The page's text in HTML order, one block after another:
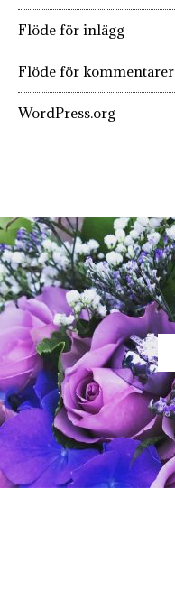
Flöde för inlägg
Flöde för kommentarer
WordPress.org